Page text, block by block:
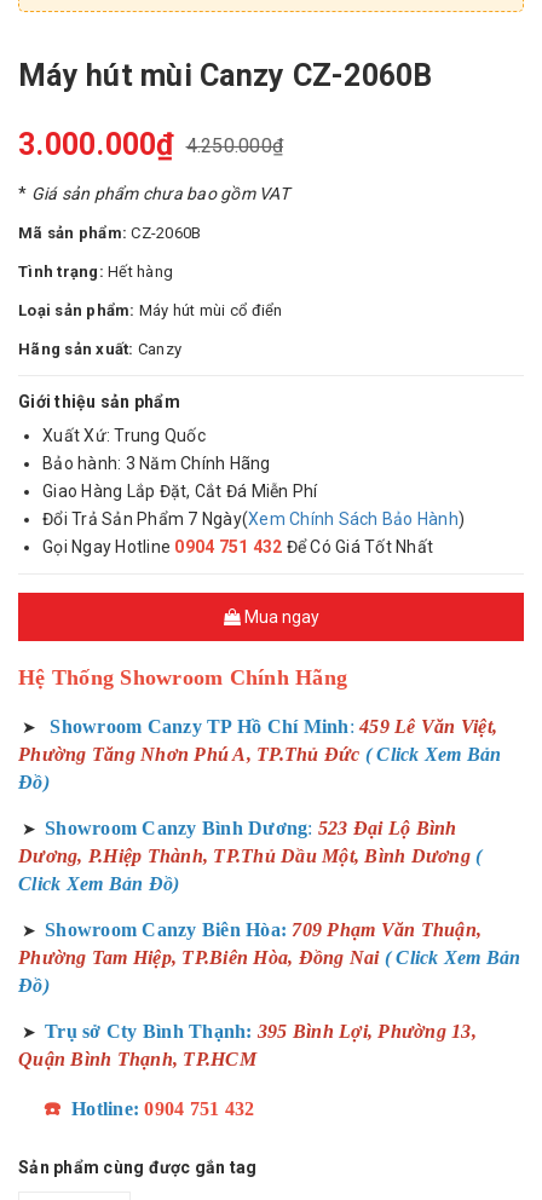
Máy hút mùi Canzy CZ-2060B
3.000.000₫ 4.250.000₫
* Giá sản phẩm chưa bao gồm VAT
Mã sản phẩm:CZ-2060B
Tình trạng: Hết hàng
Loại sản phẩm: Máy hút mùi cổ điển
Hãng sản xuất: Canzy
Giới thiệu sản phẩm
Xuất Xứ: Trung Quốc
Bảo hành: 3 Năm Chính Hãng
Giao Hàng Lắp Đặt, Cắt Đá Miễn Phí
Đổi Trả Sản Phẩm 7 Ngày(Xem Chính Sách Bảo Hành)
Gọi Ngay Hotline 0904 751 432 Để Có Giá Tốt Nhất
Mua ngay
Hệ Thống Showroom Chính Hãng
➤ Showroom Canzy TP Hồ Chí Minh: 459 Lê Văn Việt,
Phường Tăng Nhơn Phú A, TP.Thủ Đức ( Click Xem Bản
Đồ)
➤ Showroom Canzy Bình Dương: 523 Đại Lộ Bình
Dương, P.Hiệp Thành, TP.Thủ Dầu Một, Bình Dương (
Click Xem Bản Đồ)
➤ Showroom Canzy Biên Hòa: 709 Phạm Văn Thuận,
Phường Tam Hiệp, TP.Biên Hòa, Đồng Nai ( Click Xem Bản
Đồ)
➤ Trụ sở Cty Bình Thạnh: 395 Bình Lợi, Phường 13,
Quận Bình Thạnh, TP.HCM
☎️ Hotline: 0904 751 432
Sản phẩm cùng được gắn tag